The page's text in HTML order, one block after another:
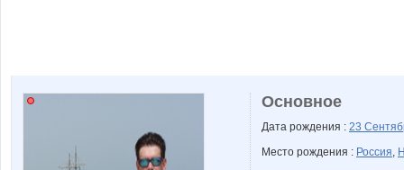
Основное
Дата рождения : 23
Место рождения : Россия,